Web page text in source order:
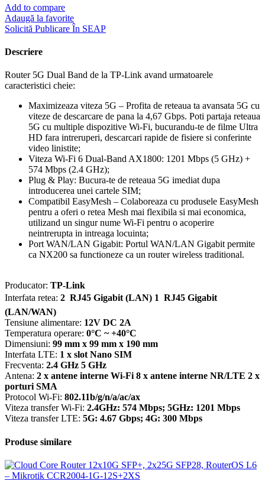
Add to compare
Adaugă la favorite
Solicită Publicare În SEAP
Descriere
Router 5G Dual Band de la TP-Link avand urmatoarele
caracteristici cheie:
Maximizeaza viteza 5G – Profita de reteaua ta avansata 5G cu
viteze de descarcare de pana la 4,67 Gbps. Poti partaja reteaua
5G cu multiple dispozitive Wi-Fi, bucurandu-te de filme Ultra
HD fara intreruperi, descarcari rapide de fisiere si conferinte
video linistite;
Viteza Wi-Fi 6 Dual-Band AX1800: 1201 Mbps (5 GHz) +
574 Mbps (2.4 GHz);
Plug & Play: Bucura-te de reteaua 5G imediat dupa
introducerea unei cartele SIM;
Compatibil EasyMesh – Colaboreaza cu produsele EasyMesh
pentru a oferi o retea Mesh mai flexibila si mai economica,
utilizand un singur nume Wi-Fi pentru o acoperire
neintrerupta in intreaga locuinta;
Port WAN/LAN Gigabit: Portul WAN/LAN Gigabit permite
ca NX200 sa functioneze ca un router wireless traditional.
Producator: TP-Link
Interfata retea: 2  RJ45 Gigabit (LAN) 1  RJ45 Gigabit
(LAN/WAN)
Tensiune alimentare: 12V DC 2A
Temperatura operare: 0°C ~ +40°C
Dimensiuni: 99 mm x 99 mm x 190 mm
Interfata LTE: 1 x slot Nano SIM
Frecventa: 2.4 GHz 5 GHz
Antena: 2 x antene interne Wi-Fi 8 x antene interne NR/LTE 2 x
porturi SMA
Protocol Wi-Fi: 802.11b/g/n/a/ac/ax
Viteza transfer Wi-Fi: 2.4GHz: 574 Mbps; 5GHz: 1201 Mbps
Viteza transfer LTE: 5G: 4.67 Gbps; 4G: 300 Mbps
Produse similare